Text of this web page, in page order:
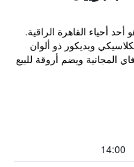
أحياء القاهرة الراقية.
وبديكور ذو ألوان
المجانية ويضم أروقة للبيع
14:00